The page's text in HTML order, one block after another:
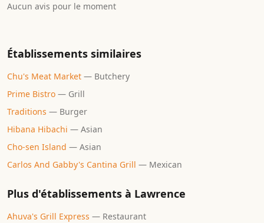
Aucun avis pour le moment
Établissements similaires
Chu's Meat Market — Butchery
Prime Bistro — Grill
Traditions — Burger
Hibana Hibachi — Asian
Cho-sen Island — Asian
Carlos And Gabby's Cantina Grill — Mexican
Plus d'établissements à Lawrence
Ahuva's Grill Express — Restaurant